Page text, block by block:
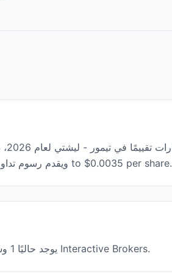
وهو منظم من قبل SEC, FINRA, FCA, CySEC, MAS ويقدم رسوم تداول تبدأ من $0.0005 to $0.0035 per share.
يوجد حاليًا 1 وسيط تداول الخيارات منظم يقبلون المتداولين من تيمور - ليشتي، بما في ذلك Interactive Brokers.